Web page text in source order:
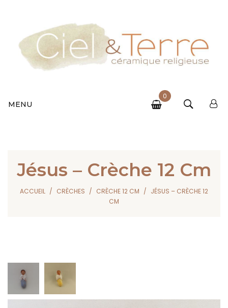
MENU
0
Jésus – Crèche 12 Cm
ACCUEIL CRÈCHES CRÈCHE 12 CM
JÉSUS – CRÈCHE 12
CM